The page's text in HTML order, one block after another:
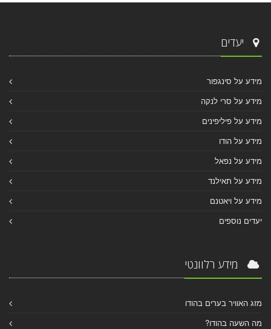
יעדים
מידע על סינגפור
מידע על סרי לנקה
מידע על פיליפינים
מידע על הודו
מידע על נפאל
מידע על תאילנד
מידע על ויאטנם
יעדים נוספים
מידע רלוונטי
מזג האוויר בערים בהודו
מה השעה בהודו?